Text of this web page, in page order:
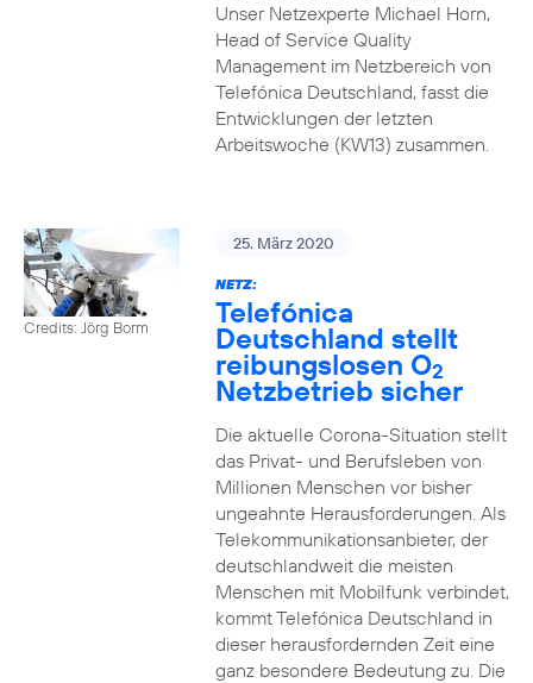
Unser Netzexperte Michael Horn,
Head of Service Quality
Management im Netzbereich von
Telefónica Deutschland, fasst die
Entwicklungen der letzten
Arbeitswoche (KW13) zusammen.
Credits: Jörg Borm
25. März 2020
NETZ:
Telefónica
Deutschland stellt
reibungslosen O2
Netzbetrieb sicher
Die aktuelle Corona-Situation stellt
das Privat- und Berufsleben von
Millionen Menschen vor bisher
ungeahnte Herausforderungen. Als
Telekommunikationsanbieter, der
deutschlandweit die meisten
Menschen mit Mobilfunk verbindet,
kommt Telefónica Deutschland in
dieser herausfordernden Zeit eine
ganz besondere Bedeutung zu. Die